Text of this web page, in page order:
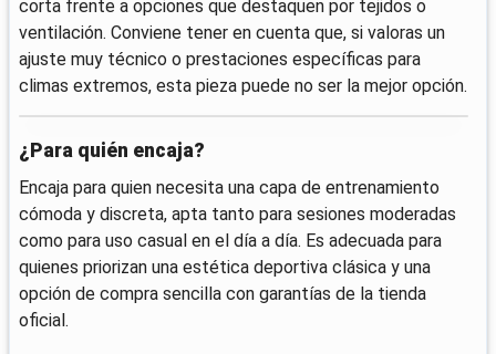
corta frente a opciones que destaquen por tejidos o
ventilación. Conviene tener en cuenta que, si valoras un
ajuste muy técnico o prestaciones específicas para
climas extremos, esta pieza puede no ser la mejor opción.
¿Para quién encaja?
Encaja para quien necesita una capa de entrenamiento
cómoda y discreta, apta tanto para sesiones moderadas
como para uso casual en el día a día. Es adecuada para
quienes priorizan una estética deportiva clásica y una
opción de compra sencilla con garantías de la tienda
oficial.